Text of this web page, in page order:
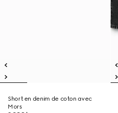
Short en denim de coton avec
Mors